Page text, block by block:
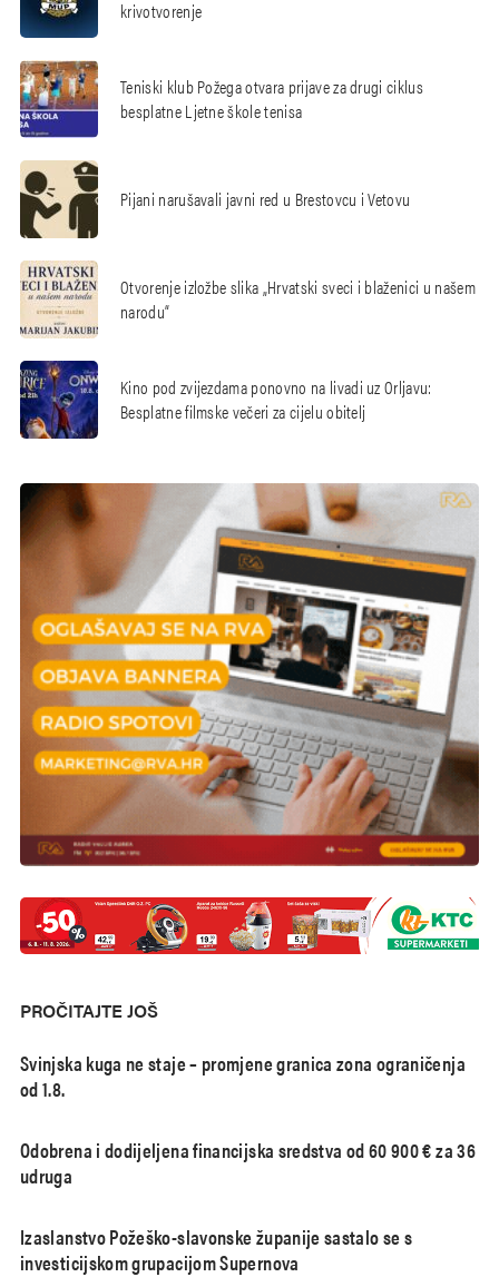
krivotvorenje
Teniski klub Požega otvara prijave za drugi ciklus
besplatne Ljetne škole tenisa
Pijani narušavali javni red u Brestovcu i Vetovu
Otvorenje izložbe slika „Hrvatski sveci i blaženici u našem
narodu“
Kino pod zvijezdama ponovno na livadi uz Orljavu:
Besplatne filmske večeri za cijelu obitelj
PROČITAJTE JOŠ
Svinjska kuga ne staje – promjene granica zona ograničenja
od 1.8.
Odobrena i dodijeljena financijska sredstva od 60 900 € za 36
udruga
Izaslanstvo Požeško-slavonske županije sastalo se s
investicijskom grupacijom Supernova